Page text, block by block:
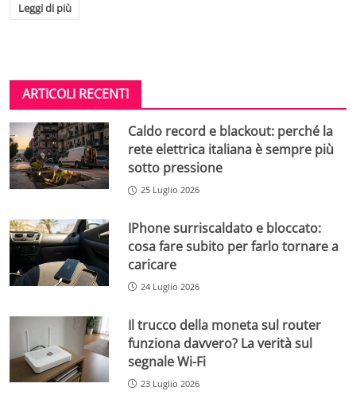
Leggi di più
ARTICOLI RECENTI
Caldo record e blackout: perché la
rete elettrica italiana è sempre più
sotto pressione
25 Luglio 2026
IPhone surriscaldato e bloccato:
cosa fare subito per farlo tornare a
caricare
24 Luglio 2026
Il trucco della moneta sul router
funziona davvero? La verità sul
segnale Wi-Fi
23 Luglio 2026